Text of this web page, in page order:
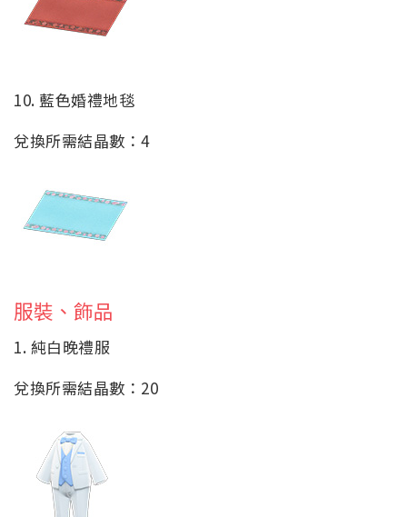
10. 藍色婚禮地毯
兌換所需結晶數：4
服裝、飾品
1. 純白晚禮服
兌換所需結晶數：20